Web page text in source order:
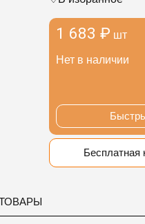
1 683 ₽ шт
Нет в наличии
Бесплатная